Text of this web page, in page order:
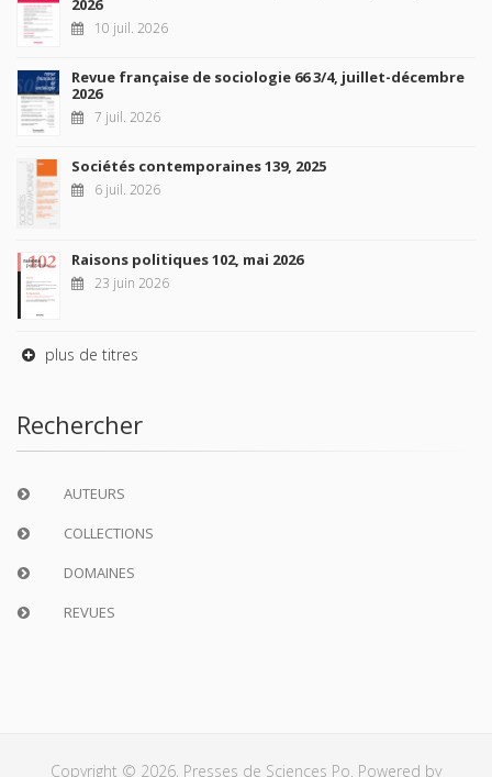
2026
10 juil. 2026
Revue française de sociologie 66 3/4, juillet-décembre
2026
7 juil. 2026
Sociétés contemporaines 139, 2025
6 juil. 2026
Raisons politiques 102, mai 2026
23 juin 2026
plus de titres
Rechercher
AUTEURS
COLLECTIONS
DOMAINES
REVUES
Copyright © 2026, Presses de Sciences Po. Powered by